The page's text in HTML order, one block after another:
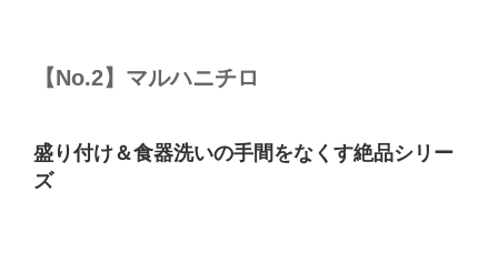
【No.2】マルハニチロ
盛り付け＆食器洗いの手間をなくす絶品シリー
ズ